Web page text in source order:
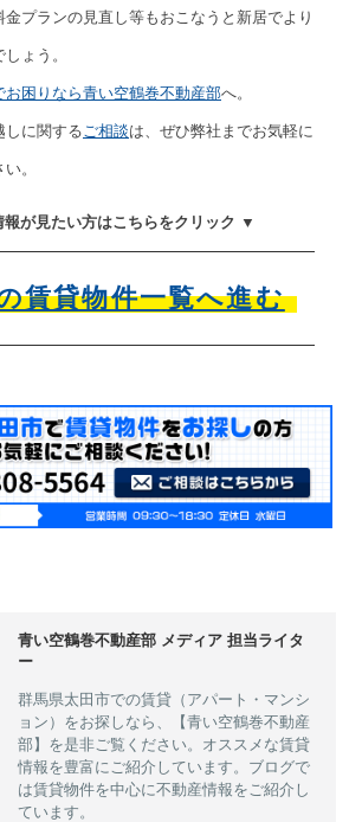
プランの見直し等もおこなうと新居でより
ょう。
お困りなら青い空鶴巻不動産部へ。
しに関する ご相談は、ぜひ弊社までお気軽に
。
が見たい方はこちらをクリック ▼
賃貸物件一覧へ進む
青い空鶴巻不動産部 メディア 担当ライタ
ー
群馬県太田市での賃貸（アパート・マンシ
ョン）をお探しなら、【青い空鶴巻不動産
部】を是非ご覧ください。オススメな賃貸
情報を豊富にご紹介しています。ブログで
は賃貸物件を中心に不動産情報をご紹介し
ています。